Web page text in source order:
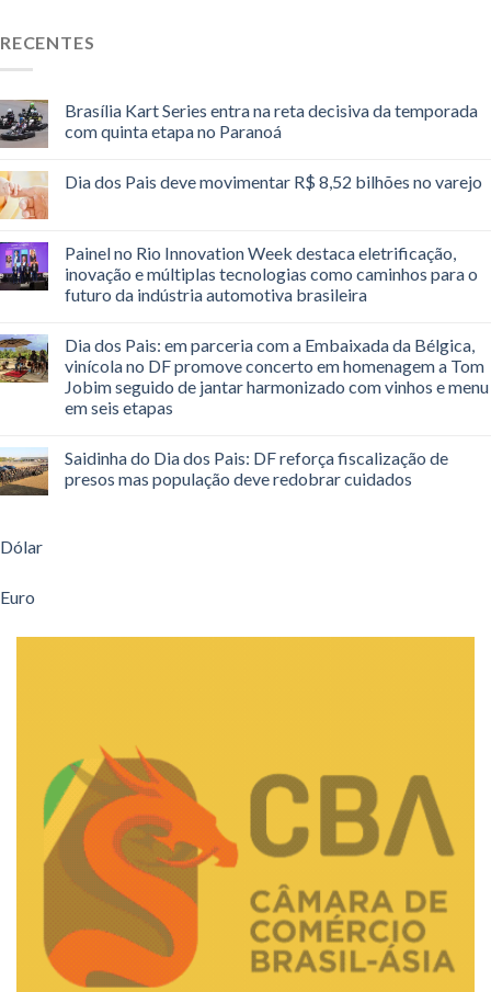
RECENTES
Brasília Kart Series entra na reta decisiva da temporada
com quinta etapa no Paranoá
Dia dos Pais deve movimentar R$ 8,52 bilhões no varejo
Painel no Rio Innovation Week destaca eletrificação,
inovação e múltiplas tecnologias como caminhos para o
futuro da indústria automotiva brasileira
Dia dos Pais: em parceria com a Embaixada da Bélgica,
vinícola no DF promove concerto em homenagem a Tom
Jobim seguido de jantar harmonizado com vinhos e menu
em seis etapas
Saidinha do Dia dos Pais: DF reforça fiscalização de
presos mas população deve redobrar cuidados
Dólar
Euro